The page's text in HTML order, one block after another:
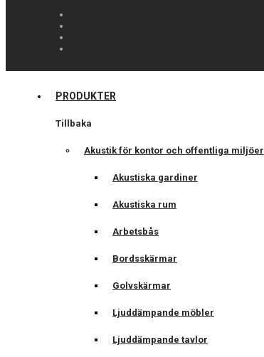
PRODUKTER
Tillbaka
Akustik för kontor och offentliga miljöer
Akustiska gardiner
Akustiska rum
Arbetsbås
Bordsskärmar
Golvskärmar
Ljuddämpande möbler
Ljuddämpande tavlor